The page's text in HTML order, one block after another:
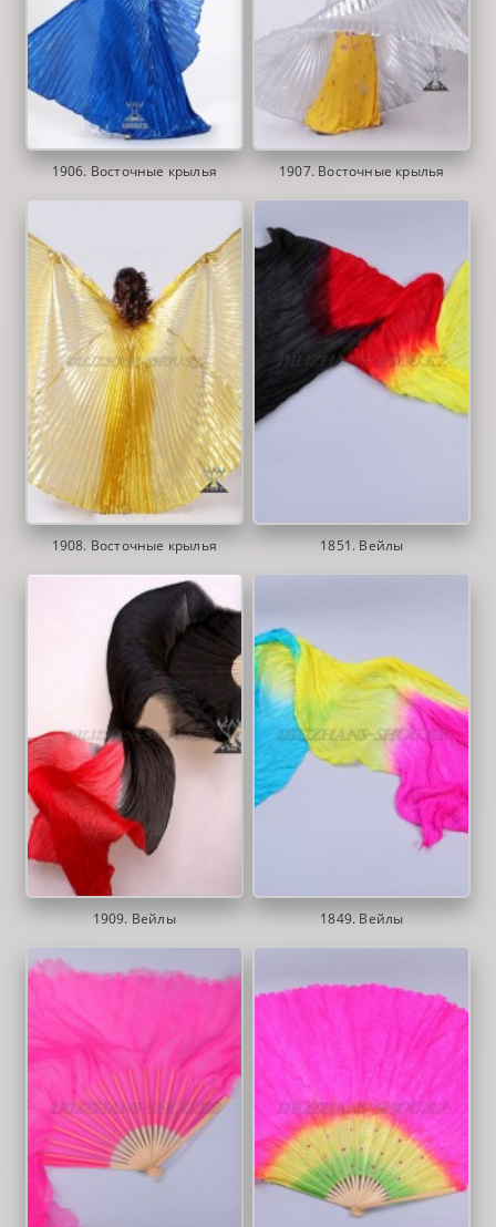
1906. Восточные крылья 1907. Восточные крылья
1908. Восточные крылья 1851. Вейлы
1909. Вейлы 1849. Вейлы